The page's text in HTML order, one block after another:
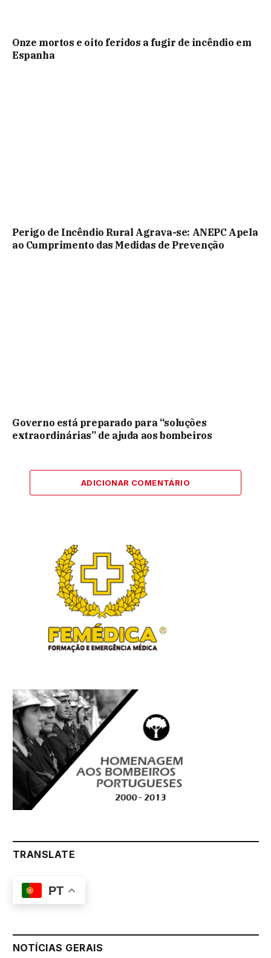
Onze mortos e oito feridos a fugir de incêndio em
Espanha
Perigo de Incêndio Rural Agrava-se: ANEPC Apela
ao Cumprimento das Medidas de Prevenção
Governo está preparado para “soluções
extraordinárias” de ajuda aos bombeiros
ADICIONAR COMENTÁRIO
TRANSLATE
PT
NOTÍCIAS GERAIS